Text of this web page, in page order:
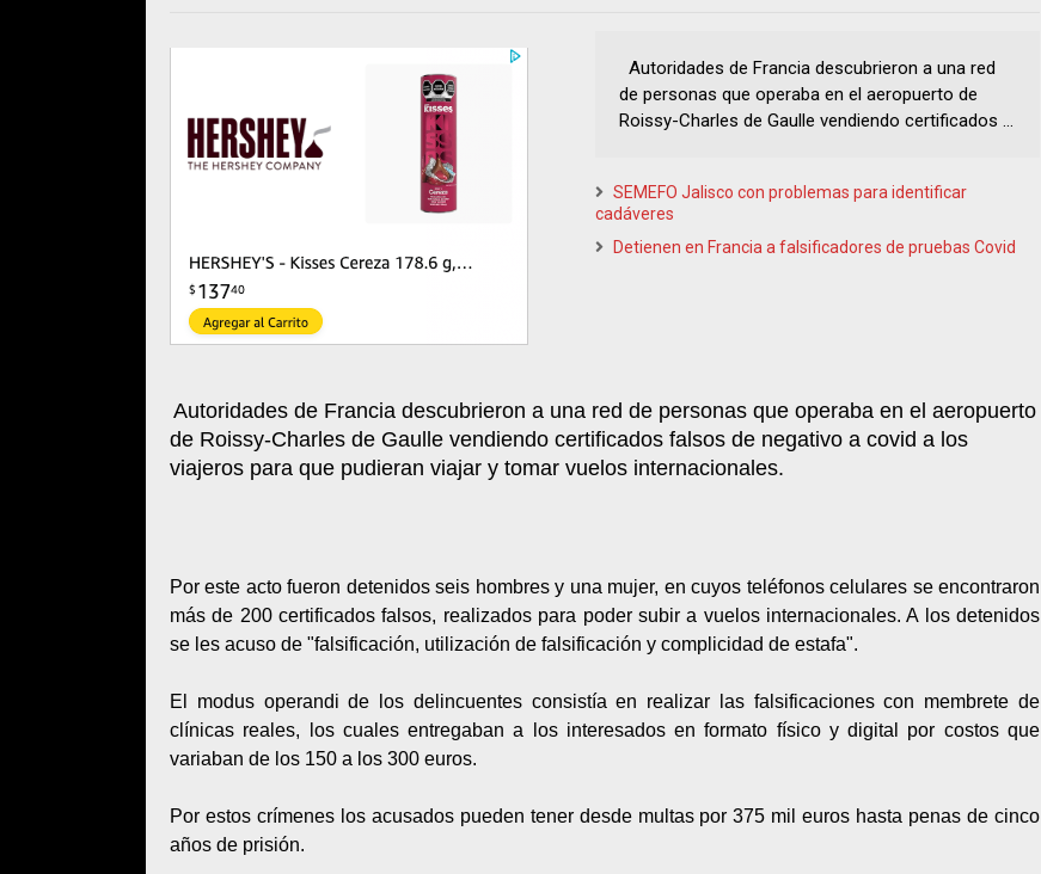
Autoridades de Francia descubrieron a una red
de personas que operaba en el aeropuerto de
Roissy-Charles de Gaulle vendiendo certificados ...
SEMEFO Jalisco con problemas para identificar
cadáveres
Detienen en Francia a falsificadores de pruebas Covid
Autoridades de Francia descubrieron a una red de personas que operaba en el aeropuerto
de Roissy-Charles de Gaulle vendiendo certificados falsos de negativo a covid a los
viajeros para que pudieran viajar y tomar vuelos internacionales.
Por este acto fueron detenidos seis hombres y una mujer, en cuyos teléfonos celulares se encontraron
más de 200 certificados falsos, realizados para poder subir a vuelos internacionales. A los detenidos
se les acuso de "falsificación, utilización de falsificación y complicidad de estafa".
El modus operandi de los delincuentes consistía en realizar las falsificaciones con membrete de
clínicas reales, los cuales entregaban a los interesados en formato físico y digital por costos que
variaban de los 150 a los 300 euros.
Por estos crímenes los acusados pueden tener desde multas por 375 mil euros hasta penas de cinco
años de prisión.